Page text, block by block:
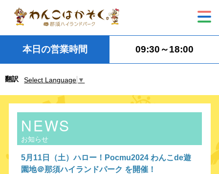
本日の営業時間 09:30～18:00
翻訳 Select Language ▼
NEWS
お知らせ
5月11日（土）ハロー！Pocmu2024 わんこde遊
園地＠那須ハイランドパーク を開催！